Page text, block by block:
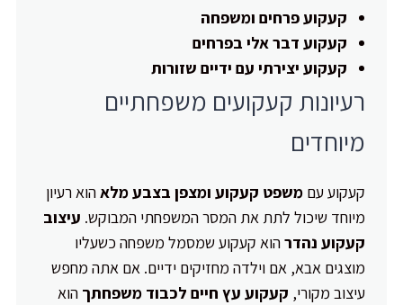
קעקוע פרחים ומשפחה
קעקוע דבר אלי בפרחים
קעקוע יצירתי עם ידיים שזורות
רעיונות קעקועים משפחתיים
מיוחדים
קעקוע עם משפט קעקוע ומצפן בצבע מלאהוא רעיון
מיוחד שיכול לתת את המסר המשפחתי המבוקש. עיצוב
קעקוע נהדרהוא קעקוע שמסמל משפחה כשעליו
מוצגים אבא, אם וילדה מחזיקים ידיים. אם אתה מחפש
עיצוב מקורי, קעקוע עץ חיים לכבוד משפחתך הוא